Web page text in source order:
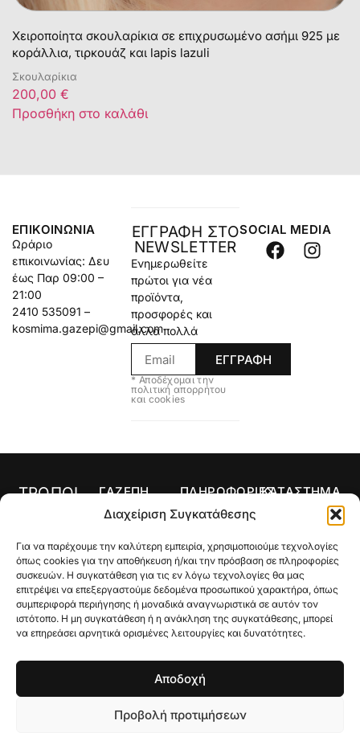
Διαχείριση Συγκατάθεσης
Για να παρέχουμε την καλύτερη εμπειρία, χρησιμοποιούμε τεχνολογίες
όπως cookies για την αποθήκευση ή/και την πρόσβαση σε πληροφορίες
συσκευών. Η συγκατάθεση για τις εν λόγω τεχνολογίες θα μας
επιτρέψει να επεξεργαστούμε δεδομένα προσωπικού χαρακτήρα, όπως
συμπεριφορά περιήγησης ή μοναδικά αναγνωριστικά σε αυτόν τον
ιστότοπο. Η μη συγκατάθεση ή η ανάκληση της συγκατάθεσης, μπορεί
να επηρεάσει αρνητικά ορισμένες λειτουργίες και δυνατότητες.
Αποδοχή
Προβολή προτιμήσεων
Χειροποίητα σκουλαρίκια σε επιχρυσωμένο ασήμι 925 με
κοράλλια, τιρκουάζ και lapis lazuli
Σκουλαρίκια
200,00 €
Προσθήκη στο καλάθι
ΕΠΙΚΟΙΝΩΝΊΑ
Ωράριο
επικοινωνίας: Δευ
έως Παρ 09:00 –
21:00
2410 535091 –
kosmima.gazepi@gmail.com
ΕΓΓΡΑΦΗ ΣΤΟ
NEWSLETTER
Ενημερωθείτε
πρώτοι για νέα
προϊόντα,
προσφορές και
άλλα πολλά
ΕΓΓΡΑΦΗ
* Αποδέχομαι την
πολιτική απορρήτου
και cookies
SOCIAL MEDIA
ΤΡΟΠΟΙ
ΠΛΗΡΩΜΗΣ
ΓΑΖΕΠΗ
Αρχική
λογαριασμός
μου
Κατάστημα
Ποιοι Είμαστε
Gallery
ΠΛΗΡΟΦΟΡΙΕΣ
Όροι Χρήσης
Πληρωμής
Τρόποι
Αποστολής
Πολιτική
Επιστροφών
Μεγεθολόγιο
ΚΑΤΑΣΤΗΜΑ
Σκουλαρίκια
Σταυροί
Βραχιόλια
Βέρες
Custom Made